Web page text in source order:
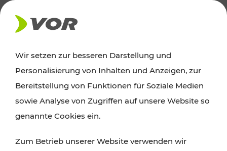
AKTUELLES
News
Alle wichtigen Meldungen zu Fahrplanänderungen,
finden Sie hier im Überblick.
Wir setzen zur besseren Darstellung und
Personalisierung von Inhalten und Anzeigen, zur
Bereitstellung von Funktionen für Soziale Medien
sowie Analyse von Zugriffen auf unsere Website so
genannte Cookies ein.
Zum Betrieb unserer Website verwenden wir